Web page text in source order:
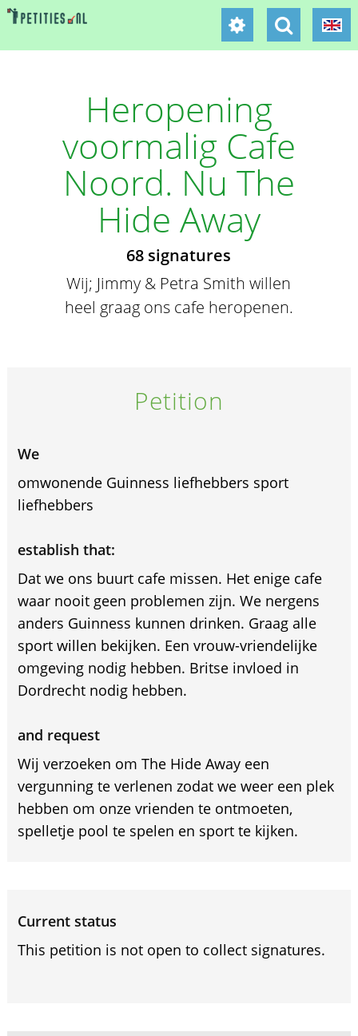
Heropening
voormalig Cafe
Noord. Nu The
Hide Away
68 signatures
Wij; Jimmy & Petra Smith willen
heel graag ons cafe heropenen.
Petition
We
omwonende Guinness liefhebbers sport
liefhebbers
establish that:
Dat we ons buurt cafe missen. Het enige cafe
waar nooit geen problemen zijn. We nergens
anders Guinness kunnen drinken. Graag alle
sport willen bekijken. Een vrouw-vriendelijke
omgeving nodig hebben. Britse invloed in
Dordrecht nodig hebben.
and request
Wij verzoeken om The Hide Away een
vergunning te verlenen zodat we weer een plek
hebben om onze vrienden te ontmoeten,
spelletje pool te spelen en sport te kijken.
Current status
This petition is not open to collect signatures.